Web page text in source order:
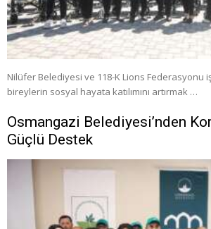
Nilüfer Belediyesi ve 118-K Lions Federasyonu
bireylerin sosyal hayata katılımını artırmak …
Osmangazi Belediyesi’nden
Güçlü Destek